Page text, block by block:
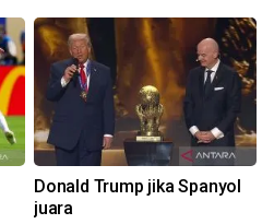
Donald Trump jika Spanyol
juara